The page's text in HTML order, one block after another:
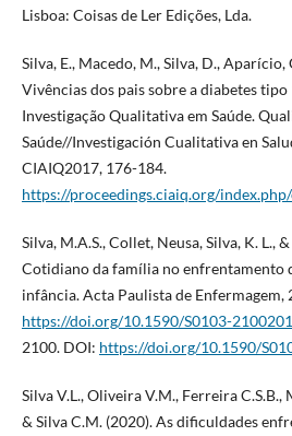
Lisboa: Coisas de Ler Edições, Lda.
Silva, E., Macedo, M., Silva, D., Aparício,
Vivências dos pais sobre a diabetes tipo
Investigação Qualitativa em Saúde.
Saúde//Investigación Cualitativa en
CIAIQ2017, 176-184.
https://proceedings.ciaiq.org/
Silva, M.A.S., Collet, Neusa, Silva, K. L.,
Cotidiano da família no enfrentamento
infância. Acta Paulista de Enfermagem,
https://doi.org/10.1590/S0103-
2100. DOI: https://doi.org/10.1590/
Silva V.L., Oliveira V.M., Ferreira C.S.B.,
& Silva C.M. (2020). As dificuldades